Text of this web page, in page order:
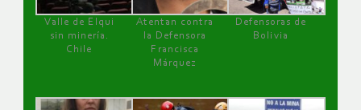
Valle de Elqui
sin minería.
Chile
Atentan contra
la Defensora
Francisca
Márquez
Defensoras de
Bolivia